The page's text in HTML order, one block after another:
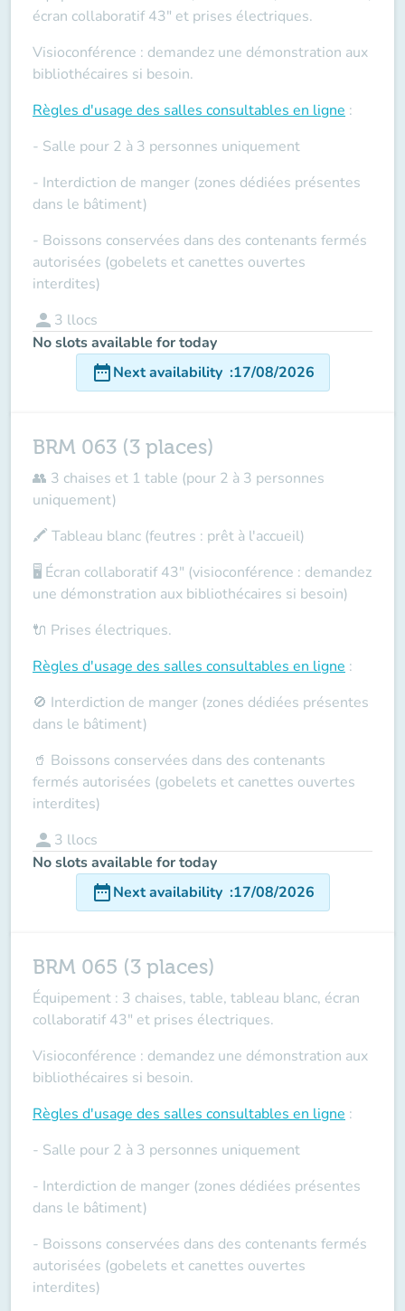
écran collaboratif 43" et prises électriques.
Visioconférence : demandez une démonstration aux
bibliothécaires si besoin.
Règles d'usage des salles consultables en ligne :
- Salle pour 2 à 3 personnes uniquement
- Interdiction de manger (zones dédiées présentes
dans le bâtiment)
- Boissons conservées dans des contenants fermés
autorisées (gobelets et canettes ouvertes
interdites)
person 3 llocs
No slots available for today
date_rangeNext availability :17/08/2026
BRM 063 (3 places)
👥 3 chaises et 1 table (pour 2 à 3 personnes
uniquement)
🖍️ Tableau blanc (feutres : prêt à l'accueil)
🖥️ Écran collaboratif 43" (visioconférence : demandez
une démonstration aux bibliothécaires si besoin)
🔌 Prises électriques.
Règles d'usage des salles consultables en ligne :
🚫 Interdiction de manger (zones dédiées présentes
dans le bâtiment)
🥤 Boissons conservées dans des contenants
fermés autorisées (gobelets et canettes ouvertes
interdites)
person 3 llocs
No slots available for today
date_rangeNext availability :17/08/2026
BRM 065 (3 places)
Équipement : 3 chaises, table, tableau blanc, écran
collaboratif 43" et prises électriques.
Visioconférence : demandez une démonstration aux
bibliothécaires si besoin.
Règles d'usage des salles consultables en ligne :
- Salle pour 2 à 3 personnes uniquement
- Interdiction de manger (zones dédiées présentes
dans le bâtiment)
- Boissons conservées dans des contenants fermés
autorisées (gobelets et canettes ouvertes
interdites)